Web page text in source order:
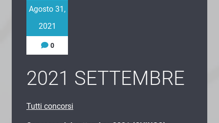
Agosto 31,
2021
0
2021 SETTEMBRE
Tutti concorsi